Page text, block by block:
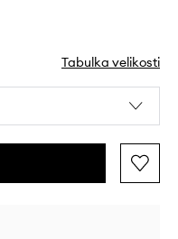
Tabulka velikosti